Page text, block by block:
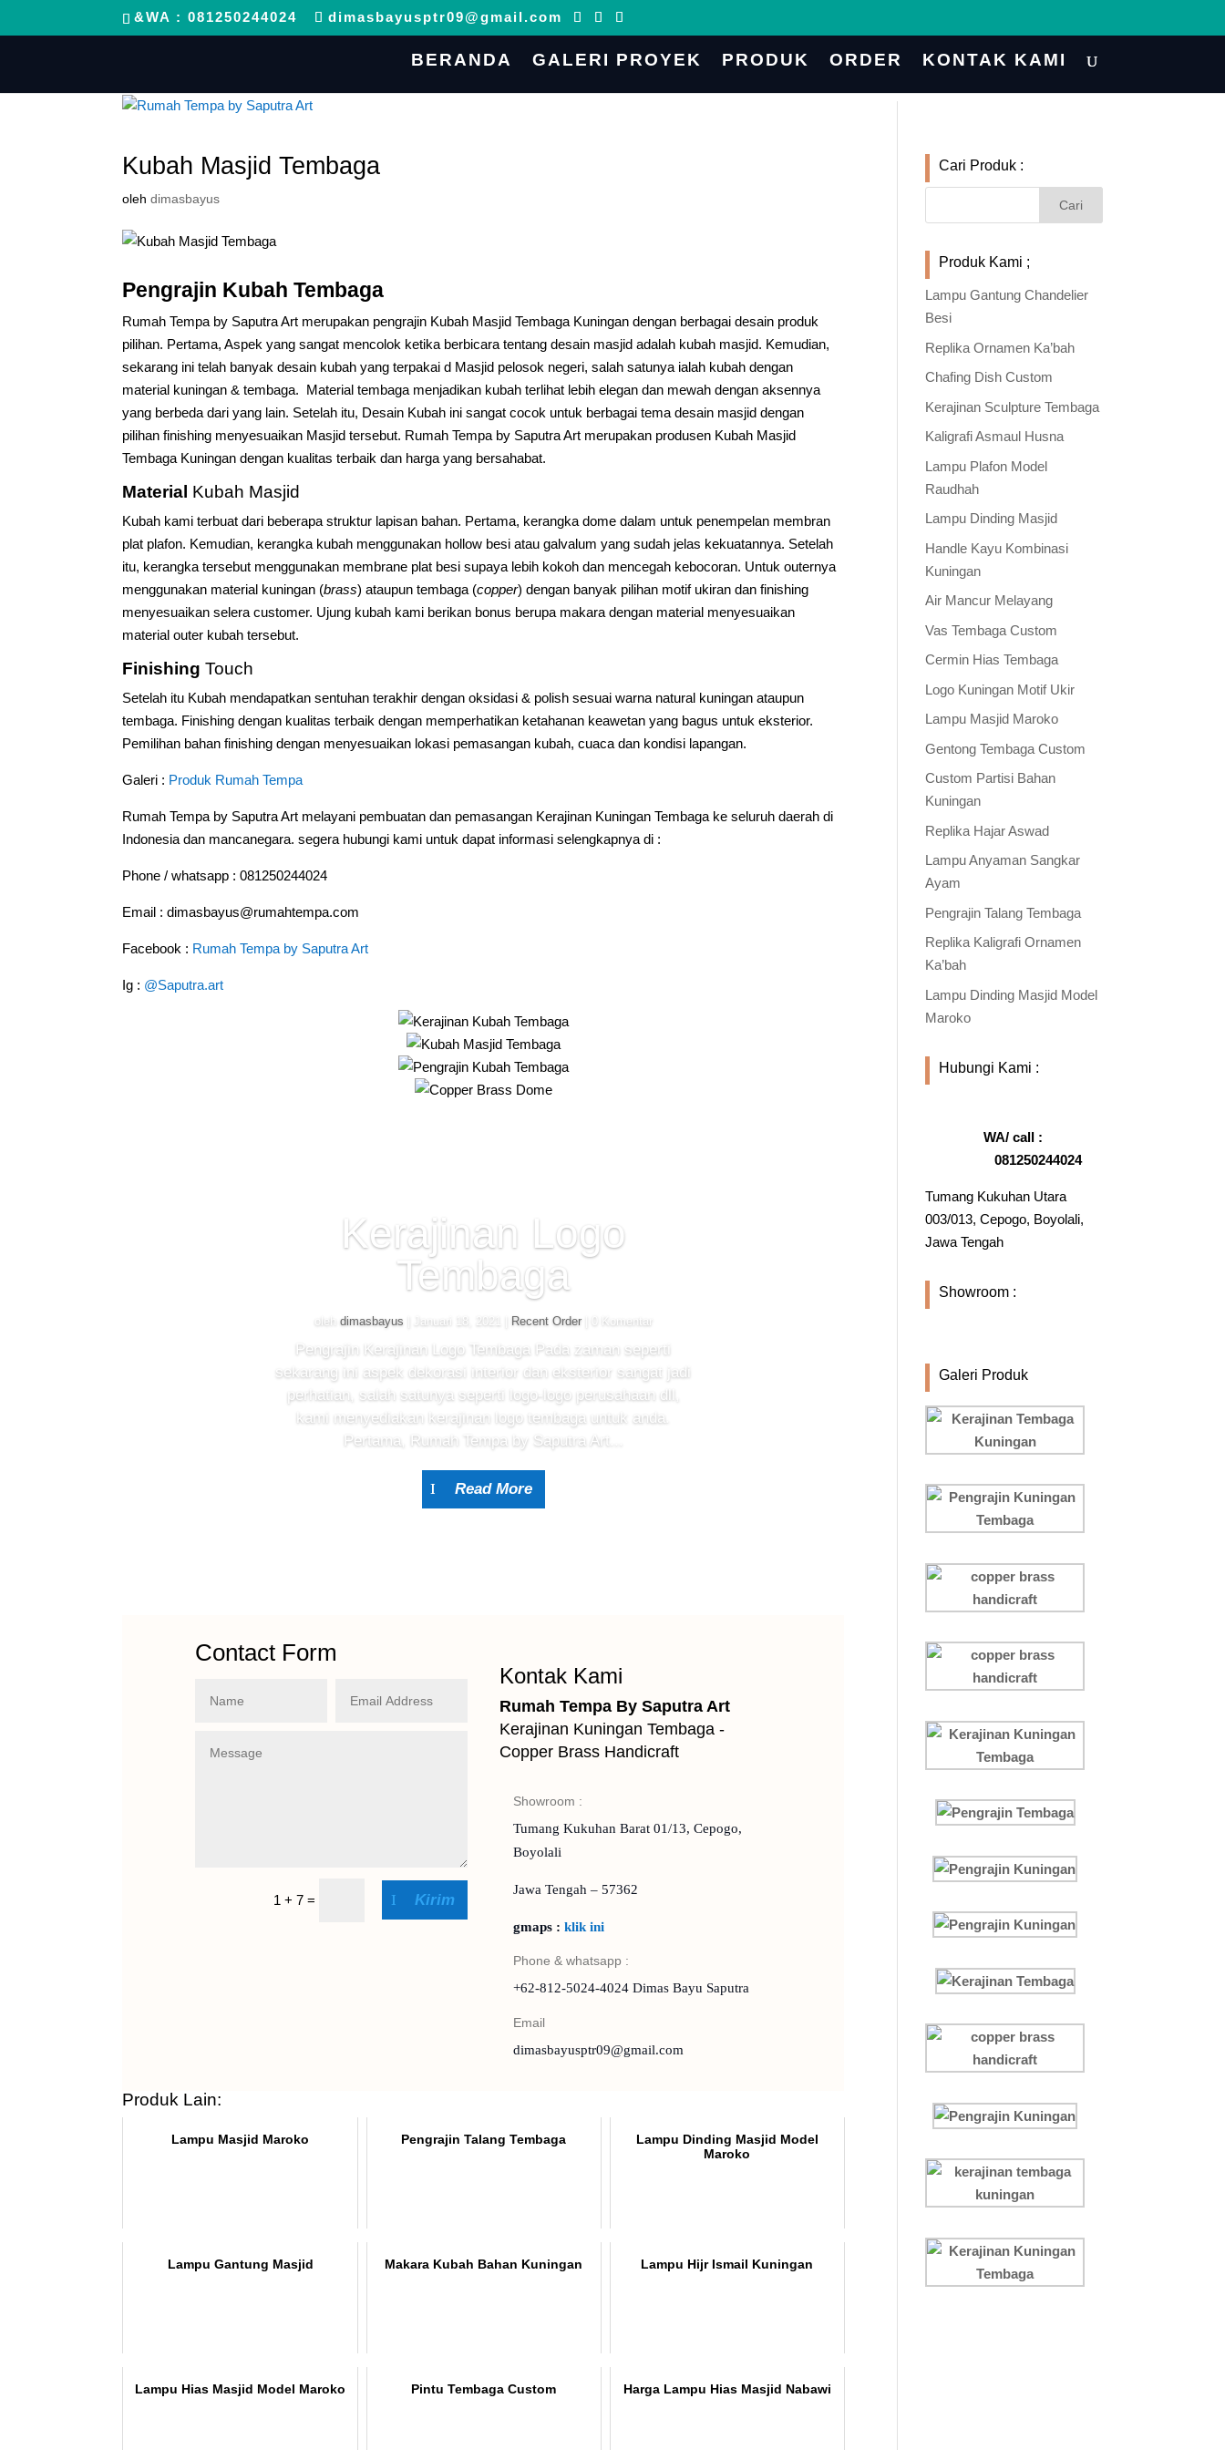
&WA : 081250244024 dimasbayusptr09@gmail.com
BERANDA GALERI PROYEK PRODUK ORDER KONTAK KAMI
Kubah Masjid Tembaga
olehdimasbayus
Pengrajin Kubah Tembaga
Rumah Tempa by Saputra Art merupakan pengrajin Kubah Masjid Tembaga Kuningan dengan berbagai desain produk
pilihan. Pertama, Aspek yang sangat mencolok ketika berbicara tentang desain masjid adalah kubah masjid. Kemudian,
sekarang ini telah banyak desain kubah yang terpakai d Masjid pelosok negeri, salah satunya ialah kubah dengan
material kuningan & tembaga. Material tembaga menjadikan kubah terlihat lebih elegan dan mewah dengan aksennya
yang berbeda dari yang lain. Setelah itu, Desain Kubah ini sangat cocok untuk berbagai tema desain masjid dengan
pilihan finishing menyesuaikan Masjid tersebut. Rumah Tempa by Saputra Art merupakan produsen Kubah Masjid
Tembaga Kuningan dengan kualitas terbaik dan harga yang bersahabat.
Material Kubah Masjid
Kubah kami terbuat dari beberapa struktur lapisan bahan. Pertama, kerangka dome dalam untuk penempelan membran
plat plafon. Kemudian, kerangka kubah menggunakan hollow besi atau galvalum yang sudah jelas kekuatannya. Setelah
itu, kerangka tersebut menggunakan membrane plat besi supaya lebih kokoh dan mencegah kebocoran. Untuk outernya
menggunakan material kuningan (brass) ataupun tembaga (copper) dengan banyak pilihan motif ukiran dan finishing
menyesuaikan selera customer. Ujung kubah kami berikan bonus berupa makara dengan material menyesuaikan
material outer kubah tersebut.
Finishing Touch
Setelah itu Kubah mendapatkan sentuhan terakhir dengan oksidasi & polish sesuai warna natural kuningan ataupun
tembaga. Finishing dengan kualitas terbaik dengan memperhatikan ketahanan keawetan yang bagus untuk eksterior.
Pemilihan bahan finishing dengan menyesuaikan lokasi pemasangan kubah, cuaca dan kondisi lapangan.
Galeri : Produk Rumah Tempa
Rumah Tempa by Saputra Art melayani pembuatan dan pemasangan Kerajinan Kuningan Tembaga ke seluruh daerah di
Indonesia dan mancanegara. segera hubungi kami untuk dapat informasi selengkapnya di :
Phone / whatsapp : 081250244024
Email : dimasbayus@rumahtempa.com
Facebook : Rumah Tempa by Saputra Art
Ig : @Saputra.art
Kerajinan Logo
Tembaga
oleh dimasbayus Januari 18, 2021 Recent Order| 0 Komentar
Pengrajin Kerajinan Logo Tembaga Pada zaman seperti
sekarang ini aspek dekorasi interior dan eksterior sangat jadi
perhatian, salah satunya seperti logo-logo perusahaan dll,
kami menyediakan kerajinan logo tembaga untuk anda.
Pertama, Rumah Tempa by Saputra Art...
Read More
Contact Form
1 + 7= Kirim
Kontak Kami
Rumah Tempa By Saputra Art
Kerajinan Kuningan Tembaga -
Copper Brass Handicraft
Showroom :
Tumang Kukuhan Barat 01/13, Cepogo,
Boyolali
Jawa Tengah – 57362
gmaps : klik ini
Phone & whatsapp :
+62-812-5024-4024 Dimas Bayu Saputra
Email
dimasbayusptr09@gmail.com
Produk Lain:
Lampu Masjid Maroko Pengrajin Talang Tembaga
Lampu Dinding Masjid Model
Maroko
Lampu Gantung Masjid Makara Kubah Bahan Kuningan Lampu Hijr Ismail Kuningan
Lampu Hias Masjid Model Maroko Pintu Tembaga Custom Harga Lampu Hias Masjid Nabawi
Cari Produk :
Produk Kami ;
Lampu Gantung Chandelier
Besi
Replika Ornamen Ka’bah
Chafing Dish Custom
Kerajinan Sculpture Tembaga
Kaligrafi Asmaul Husna
Lampu Plafon Model
Raudhah
Lampu Dinding Masjid
Handle Kayu Kombinasi
Kuningan
Air Mancur Melayang
Vas Tembaga Custom
Cermin Hias Tembaga
Logo Kuningan Motif Ukir
Lampu Masjid Maroko
Gentong Tembaga Custom
Custom Partisi Bahan
Kuningan
Replika Hajar Aswad
Lampu Anyaman Sangkar
Ayam
Pengrajin Talang Tembaga
Replika Kaligrafi Ornamen
Ka’bah
Lampu Dinding Masjid Model
Maroko
Hubungi Kami :
WA/ call :
081250244024
Tumang Kukuhan Utara
003/013, Cepogo, Boyolali,
Jawa Tengah
Showroom :
Galeri Produk